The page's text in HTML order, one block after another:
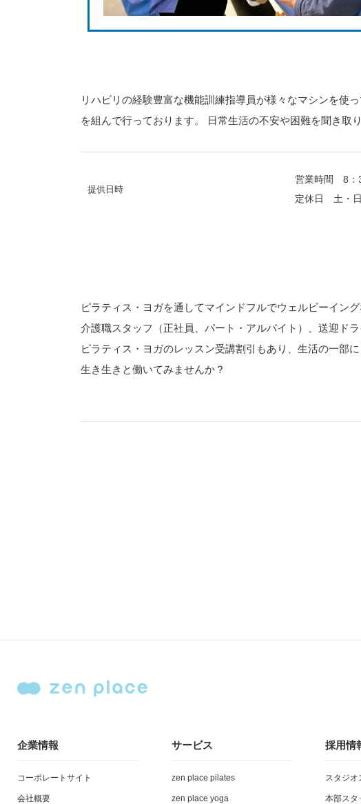
リハビリの経験豊富な機能訓練指導員が様々なマシンを使
を組んで行っております。 日常生活の不安や困難を聞き取
提供日時
営業時間　8
定休日　土・
ピラティス・ヨガを通してマインドフルでウェルビーイン
介護職スタッフ（正社員、パート・アルバイト）、送迎ド
ピラティス・ヨガのレッスン受講割引もあり、生活の一部
生き生きと働いてみませんか？
企業情報
コーポレートサイト
会社概要
サービス
zen place pilates
zen place yoga
採用情
スタジオ
本部スタ